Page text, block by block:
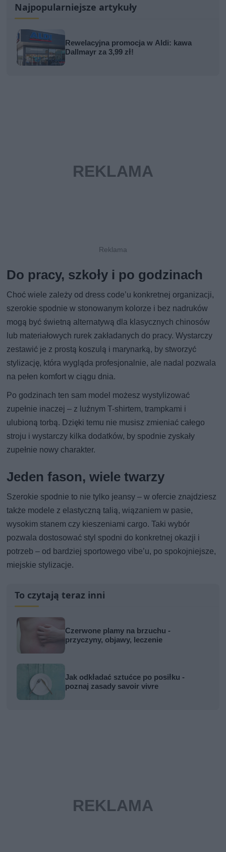
Najpopularniejsze artykuły
Rewelacyjna promocja w Aldi: kawa
Dallmayr za 3,99 zł!
Do pracy, szkoły i po godzinach
Choć wiele zależy od dress code’u konkretnej organizacji,
szerokie spodnie w stonowanym kolorze i bez nadruków
mogą być świetną alternatywą dla klasycznych chinosów
lub materiałowych rurek zakładanych do pracy. Wystarczy
zestawić je z prostą koszulą i marynarką, by stworzyć
stylizację, która wygląda profesjonalnie, ale nadal pozwala
na pełen komfort w ciągu dnia.
Po godzinach ten sam model możesz wystylizować
zupełnie inaczej – z luźnym T-shirtem, trampkami i
ulubioną torbą. Dzięki temu nie musisz zmieniać całego
stroju i wystarczy kilka dodatków, by spodnie zyskały
zupełnie nowy charakter.
Jeden fason, wiele twarzy
Szerokie spodnie to nie tylko jeansy – w ofercie znajdziesz
także modele z elastyczną talią, wiązaniem w pasie,
wysokim stanem czy kieszeniami cargo. Taki wybór
pozwala dostosować styl spodni do konkretnej okazji i
potrzeb – od bardziej sportowego vibe’u, po spokojniejsze,
miejskie stylizacje.
To czytają teraz inni
Czerwone plamy na brzuchu -
przyczyny, objawy, leczenie
Jak odkładać sztućce po posiłku -
poznaj zasady savoir vivre